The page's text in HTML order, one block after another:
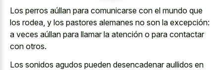
Los perros aúllan para comunicarse con el mundo que
los rodea, y los pastores alemanes no son la excepción:
a veces aúllan para llamar la atención o para contactar
con otros.
Los sonidos agudos pueden desencadenar aullidos en